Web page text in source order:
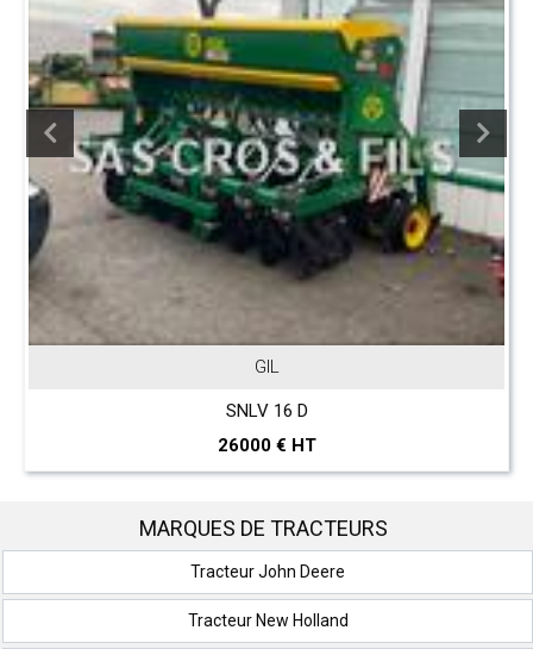
MARQUES DE TRACTEURS
Tracteur John Deere
Tracteur New Holland